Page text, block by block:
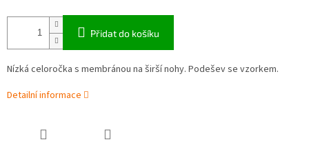
Přidat do košíku
Nízká celoročka s membránou na širší nohy. Podešev se vzorkem.
Detailní informace